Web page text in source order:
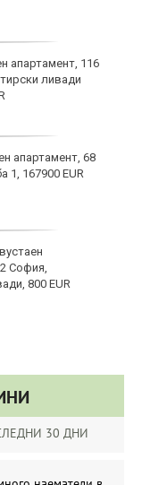
апартамент, 116
ливади
апартамент, 68
1, 167900 EUR
София,
800 EUR
30 ДНИ